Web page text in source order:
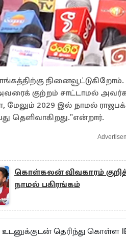
குற்றம் சாட்டாமல்
மேலும் 2029 இல் நாமல்
தெளிவாகிறது."என்றார்.
கொள்கலன் விவகாரம்
நாமல் பகிரங்கம்
தெரிந்து கொள்ள